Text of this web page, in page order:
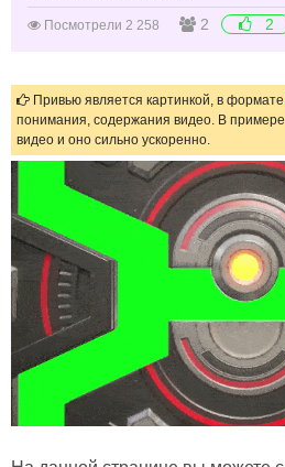
Посмотрели 2 258 2 2
Привью является картинкой, в формате
понимания, содержания видео. В
видео и оно сильно ускоренно.